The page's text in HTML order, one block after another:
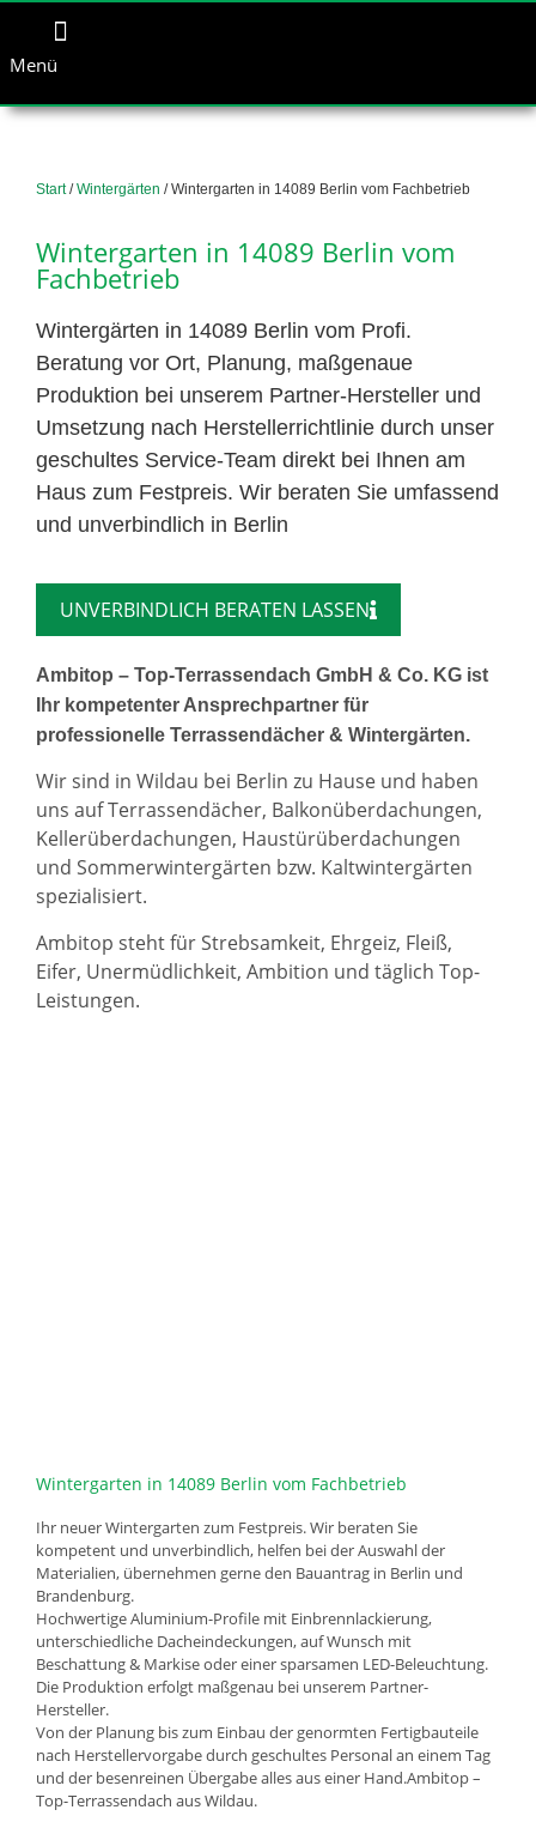
Menü
Start/Wintergärten / Wintergarten in 14089 Berlin vom Fachbetrieb
Wintergarten in 14089 Berlin vom
Fachbetrieb
Wintergärten in 14089 Berlin vom Profi.
Beratung vor Ort, Planung, maßgenaue
Produktion bei unserem Partner-Hersteller und
Umsetzung nach Herstellerrichtlinie durch unser
geschultes Service-Team direkt bei Ihnen am
Haus zum Festpreis. Wir beraten Sie umfassend
und unverbindlich in Berlin
UNVERBINDLICH BERATEN LASSEN
Ambitop – Top-Terrassendach GmbH & Co. KG ist
Ihr kompetenter Ansprechpartner für
professionelle Terrassendächer & Wintergärten.
Wir sind in Wildau bei Berlin zu Hause und haben
uns auf Terrassendächer, Balkonüberdachungen,
Kellerüberdachungen, Haustürüberdachungen
und Sommerwintergärten bzw. Kaltwintergärten
spezialisiert.
Ambitop steht für Strebsamkeit, Ehrgeiz, Fleiß,
Eifer, Unermüdlichkeit, Ambition und täglich Top-
Leistungen.
Wintergarten in 14089 Berlin vom Fachbetrieb
Ihr neuer Wintergarten zum Festpreis. Wir beraten Sie
kompetent und unverbindlich, helfen bei der Auswahl der
Materialien, übernehmen gerne den Bauantrag in Berlin und
Brandenburg.
Hochwertige Aluminium-Profile mit Einbrennlackierung,
unterschiedliche Dacheindeckungen, auf Wunsch mit
Beschattung & Markise oder einer sparsamen LED-Beleuchtung.
Die Produktion erfolgt maßgenau bei unserem Partner-
Hersteller.
Von der Planung bis zum Einbau der genormten Fertigbauteile
nach Herstellervorgabe durch geschultes Personal an einem Tag
und der besenreinen Übergabe alles aus einer Hand.Ambitop –
Top-Terrassendach aus Wildau.